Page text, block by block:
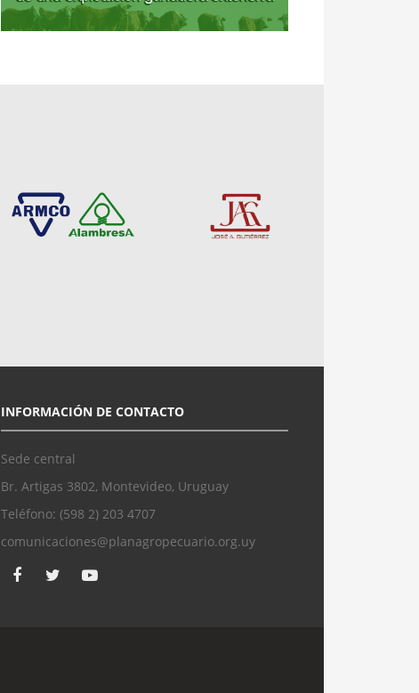
INFORMACIÓN DE CONTACTO
Sede central
Br. Artigas 3802, Montevideo, Uruguay
Teléfono: (598 2) 203 4707
comunicaciones@planagropecuario.org.uy